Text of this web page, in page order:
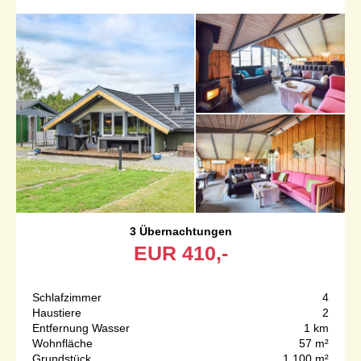
3 Übernachtungen
EUR 410,-
Schlafzimmer
4
Haustiere
2
Entfernung Wasser
1 km
Wohnfläche
57 m²